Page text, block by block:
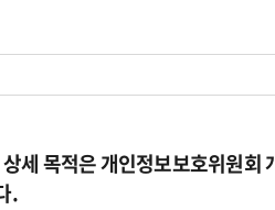
세 목적은 개인정보보호위원회
.